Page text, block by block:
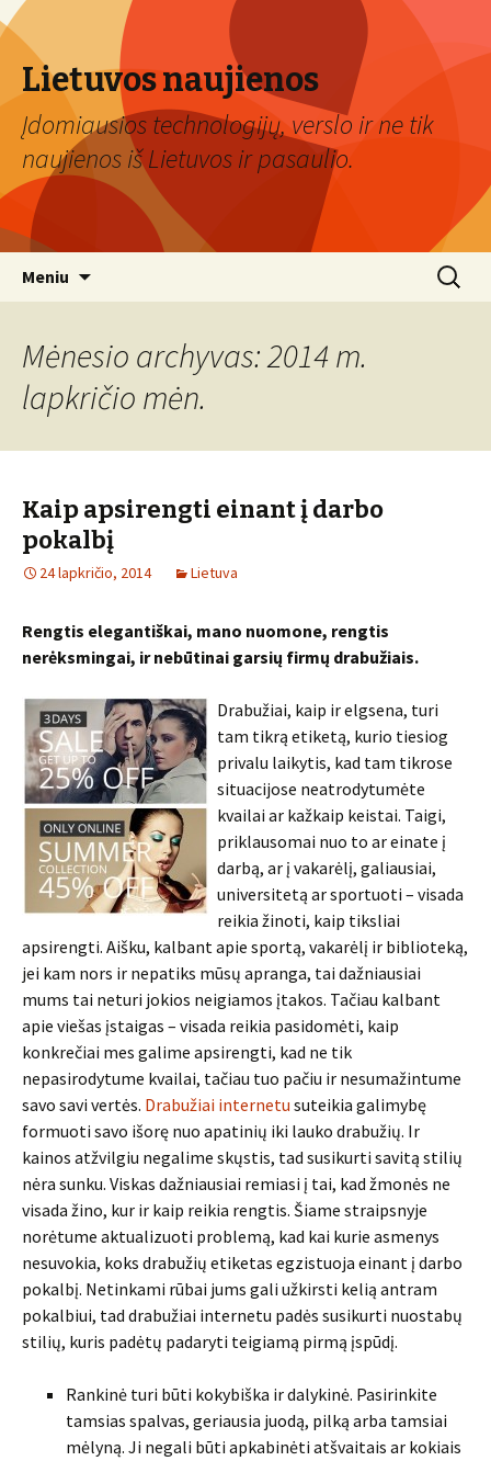
Lietuvos naujienos
Įdomiausios technologijų, verslo ir ne tik
naujienos iš Lietuvos ir pasaulio.
Meniu Ieškoti:
Mėnesio archyvas: 2014 m.
lapkričio mėn.
Kaip apsirengti einant į darbo
pokalbį
24 lapkričio, 2014 Lietuva
Rengtis elegantiškai, mano nuomone, rengtis
nerėksmingai, ir nebūtinai garsių firmų drabužiais.
Drabužiai, kaip ir elgsena, turi
tam tikrą etiketą, kurio tiesiog
privalu laikytis, kad tam tikrose
situacijose neatrodytumėte
kvailai ar kažkaip keistai. Taigi,
priklausomai nuo to ar einate į
darbą, ar į vakarėlį, galiausiai,
universitetą ar sportuoti – visada
reikia žinoti, kaip tiksliai
apsirengti. Aišku, kalbant apie sportą, vakarėlį ir biblioteką,
jei kam nors ir nepatiks mūsų apranga, tai dažniausiai
mums tai neturi jokios neigiamos įtakos. Tačiau kalbant
apie viešas įstaigas – visada reikia pasidomėti, kaip
konkrečiai mes galime apsirengti, kad ne tik
nepasirodytume kvailai, tačiau tuo pačiu ir nesumažintume
savo savi vertės. Drabužiai internetu suteikia galimybę
formuoti savo išorę nuo apatinių iki lauko drabužių. Ir
kainos atžvilgiu negalime skųstis, tad susikurti savitą stilių
nėra sunku. Viskas dažniausiai remiasi į tai, kad žmonės ne
visada žino, kur ir kaip reikia rengtis. Šiame straipsnyje
norėtume aktualizuoti problemą, kad kai kurie asmenys
nesuvokia, koks drabužių etiketas egzistuoja einant į darbo
pokalbį. Netinkami rūbai jums gali užkirsti kelią antram
pokalbiui, tad drabužiai internetu padės susikurti nuostabų
stilių, kuris padėtų padaryti teigiamą pirmą įspūdį.
Rankinė turi būti kokybiška ir dalykinė. Pasirinkite
tamsias spalvas, geriausia juodą, pilką arba tamsiai
mėlyną. Ji negali būti apkabinėti atšvaitais ar kokiais